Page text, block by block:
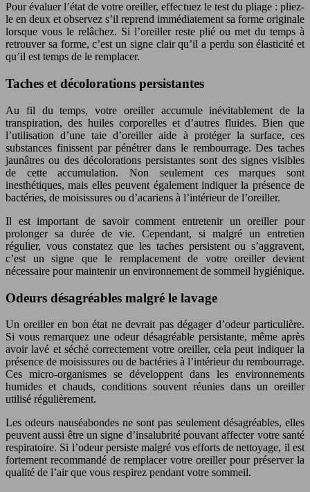
Pour évaluer l’état de votre oreiller, effectuez le test du pliage : pliez-
le en deux et observez s’il reprend immédiatement sa forme originale
lorsque vous le relâchez. Si l’oreiller reste plié ou met du temps à
retrouver sa forme, c’est un signe clair qu’il a perdu son élasticité et
qu’il est temps de le remplacer.
Taches et décolorations persistantes
Au fil du temps, votre oreiller accumule inévitablement de la
transpiration, des huiles corporelles et d’autres fluides. Bien que
l’utilisation d’une taie d’oreiller aide à protéger la surface, ces
substances finissent par pénétrer dans le rembourrage. Des taches
jaunâtres ou des décolorations persistantes sont des signes visibles
de cette accumulation. Non seulement ces marques sont
inesthétiques, mais elles peuvent également indiquer la présence de
bactéries, de moisissures ou d’acariens à l’intérieur de l’oreiller.
Il est important de savoir comment entretenir un oreiller pour
prolonger sa durée de vie. Cependant, si malgré un entretien
régulier, vous constatez que les taches persistent ou s’aggravent,
c’est un signe que le remplacement de votre oreiller devient
nécessaire pour maintenir un environnement de sommeil hygiénique.
Odeurs désagréables malgré le lavage
Un oreiller en bon état ne devrait pas dégager d’odeur particulière.
Si vous remarquez une odeur désagréable persistante, même après
avoir lavé et séché correctement votre oreiller, cela peut indiquer la
présence de moisissures ou de bactéries à l’intérieur du rembourrage.
Ces micro-organismes se développent dans les environnements
humides et chauds, conditions souvent réunies dans un oreiller
utilisé régulièrement.
Les odeurs nauséabondes ne sont pas seulement désagréables, elles
peuvent aussi être un signe d’insalubrité pouvant affecter votre santé
respiratoire. Si l’odeur persiste malgré vos efforts de nettoyage, il est
fortement recommandé de remplacer votre oreiller pour préserver la
qualité de l’air que vous respirez pendant votre sommeil.